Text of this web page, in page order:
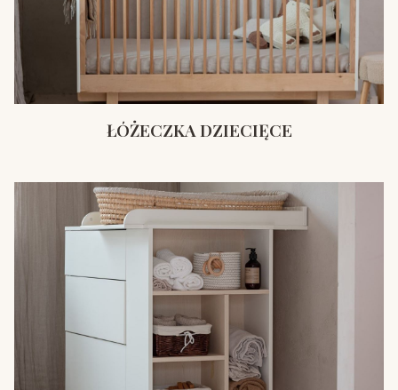
ŁÓŻECZKA DZIECIĘCE